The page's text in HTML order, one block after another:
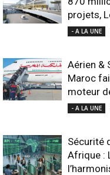
projets,
- A LA UNE
Aérien &
Maroc
moteur
- A LA UNE
Sécurité
Afrique :